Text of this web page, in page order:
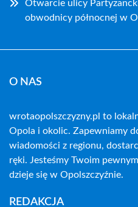
Otwarcie ulicy
obwodnicy północnej w
O NAS
wrotaopolszczyzny.pl to
Opola i okolic. Zapewniamy
wiadomości z regionu,
ręki. Jesteśmy Twoim
dzieje się w Opolszczyźnie.
REDAKCJA